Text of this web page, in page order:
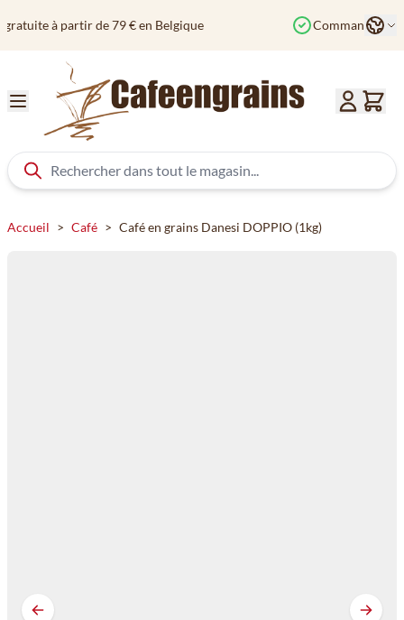
Commandé avant 12h? Expédié aujourd'hui
Accueil > Café > Café en grains Danesi DOPPIO (1kg)